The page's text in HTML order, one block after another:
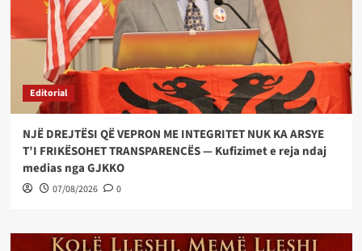
Editorial
NJË DREJTËSI QË VEPRON ME INTEGRITET NUK KA ARSYE
T’I FRIKËSOHET TRANSPARENCËS — Kufizimet e reja ndaj
medias nga GJKKO
07/08/2026 0